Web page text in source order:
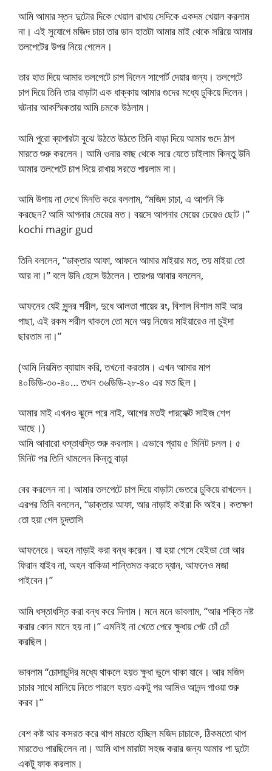
আমি আমার স্তন দুটোর দিকে খেয়াল রাখায় সেদিকে একদম খেয়াল করলাম
না। এই সুযোগে মজিদ চাচা তার ডান হাতটা আমার মাই থেকে সরিয়ে আমার
তলপেটের উপর নিয়ে গেলেন।
তার হাত দিয়ে আমার তলপেটে চাপ দিলেন সাপোর্ট দেয়ার জন্য। তলপেটে
চাপ দিয়ে তিনি তার বাড়াটা এক ধাক্কায় আমার গুদের মধ্যে ঢুকিয়ে দিলেন।
ঘটনার আকস্মিকতায় আমি চমকে উঠলাম।
আমি পুরো ব্যাপারটা বুঝে উঠতে উঠতে তিনি বাড়া দিয়ে আমার গুদে ঠাপ
মারতে শুরু করলেন। আমি ওনার কাছ থেকে সরে যেতে চাইলাম কিন্তু উনি
আমার তলপেটে চাপ দিয়ে রাখায় সরতে পারলাম না।
আমি উপায় না দেখে মিনতি করে বললাম, “মজিদ চাচা, এ আপনি কি
করছেন? আমি আপনার মেয়ের মত। বয়সে আপনার মেয়ের চেয়েও ছোট।”
kochi magir gud
তিনি বললেন, “ডাক্তার আফা, আফনে আমার মাইয়ার মত, তয় মাইয়া তো
আর না।” বলে উনি হেসে উঠলেন। তারপর আবার বললেন,
আফনের যেই সুন্দর শরীল, দুধে আলতা গায়ের রং, বিশাল বিশাল মাই আর
পাছা, এই রকম শরীল থাকলে তো মনে অয় নিজের মাইয়ারেও না চুইদা
ছারতাম না।”
(আমি নিয়মিত ব্যায়াম করি, তখনো করতাম। এখন আমার মাপ
৪০ডিডি-৩০-৪০… তখন ৩৬ডিডি-২৮-৪০ এর মত ছিল।
আমার মাই এখনও ঝুলে পরে নাই, আগের মতই পারফেক্ট সাইজ শেপ
আছে।)
আমি আবারো ধস্তাধস্তি শুরু করলাম। এভাবে প্রায় ৫ মিনিট চলল। ৫
মিনিট পর তিনি থামলেন কিন্তু বাড়া
বের করলেন না। আমার তলপেটে চাপ দিয়ে বাড়াটা ভেতরে ঢুকিয়ে রাখলেন।
এরপর তিনি বললেন, “ডাক্তার আফা, আর নাড়াই কইরা কি অইব। কতক্ষণ
তো হয়া গেল চুদতাসি
আফনেরে। অহন নাড়াই করা বন্ধ করেন। যা হয়া গেসে হেইডা তো আর
ফিরান যাইব না, অহন বাকিডা শান্তিমত করতে দ্যান, আফনেও মজা
পাইবেন।”
আমি ধস্তাধস্তি করা বন্ধ করে দিলাম। মনে মনে ভাবলাম, “আর শক্তি নষ্ট
করার কোন মানে হয় না।” এমনিই না খেতে পেরে ক্ষুধায় পেট চোঁ চোঁ
করছিল।
ভাবলাম “চোদাচুদির মধ্যে থাকলে হয়ত ক্ষুধা ভুলে থাকা যাবে। আর মজিদ
চাচার সাথে মানিয়ে নিতে পারলে হয়ত একটু পর আমিও আনন্দ পাওয়া শুরু
করব।”
বেশ কষ্ট আর কসরত করে থাপ মারতে হচ্ছিল মজিদ চাচাকে, ঠিকমতো থাপ
মারতেও পারছিলেন না। আমি থাপ মারাটা সহজ করার জন্য আমার পা দুটো
একটু ফাক করলাম।